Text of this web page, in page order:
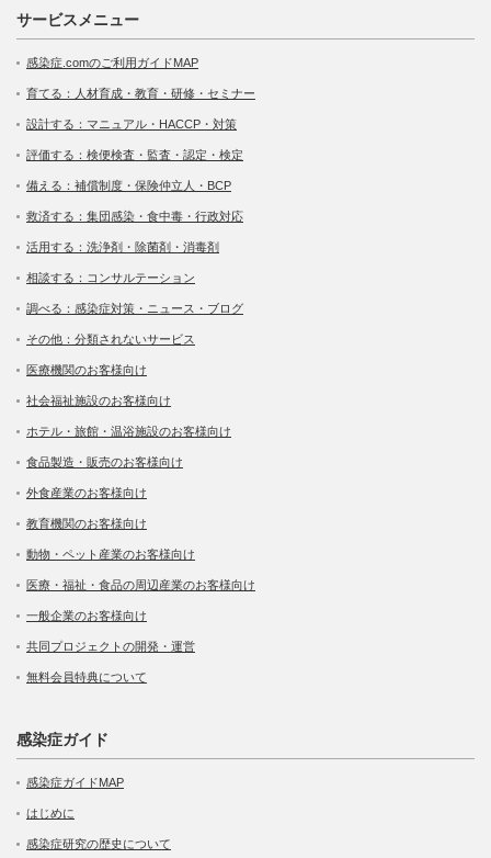
サービスメニュー
感染症.comのご利用ガイドMAP
育てる：人材育成・教育・研修・セミナー
設計する：マニュアル・HACCP・対策
評価する：検便検査・監査・認定・検定
備える：補償制度・保険仲立人・BCP
救済する：集団感染・食中毒・行政対応
活用する：洗浄剤・除菌剤・消毒剤
相談する：コンサルテーション
調べる：感染症対策・ニュース・ブログ
その他：分類されないサービス
医療機関のお客様向け
社会福祉施設のお客様向け
ホテル・旅館・温浴施設のお客様向け
食品製造・販売のお客様向け
外食産業のお客様向け
教育機関のお客様向け
動物・ペット産業のお客様向け
医療・福祉・食品の周辺産業のお客様向け
一般企業のお客様向け
共同プロジェクトの開発・運営
無料会員特典について
感染症ガイド
感染症ガイドMAP
はじめに
感染症研究の歴史について